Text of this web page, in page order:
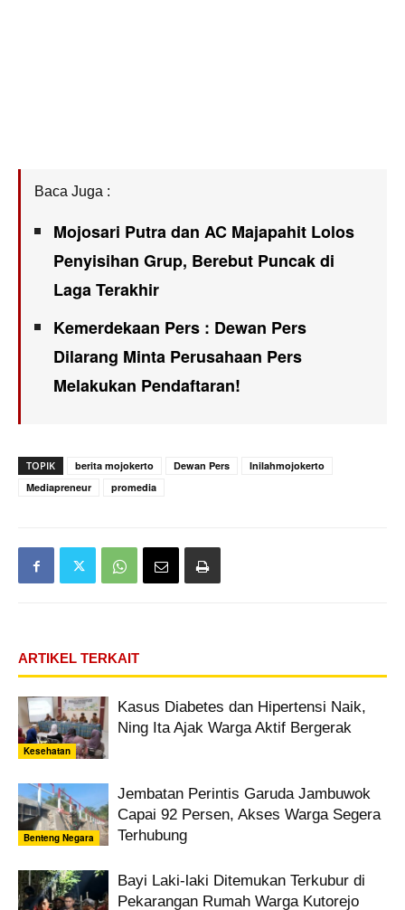
Baca Juga :
Mojosari Putra dan AC Majapahit Lolos
Penyisihan Grup, Berebut Puncak di
Laga Terakhir
Kemerdekaan Pers : Dewan Pers
Dilarang Minta Perusahaan Pers
Melakukan Pendaftaran!
TOPIK berita mojokerto Dewan Pers
Inilahmojokerto
Mediapreneur
promedia
ARTIKEL TERKAIT
Kesehatan
Kasus Diabetes dan Hipertensi Naik,
Ning Ita Ajak Warga Aktif Bergerak
Benteng Negara
Jembatan Perintis Garuda Jambuwok
Capai 92 Persen, Akses Warga Segera
Terhubung
Bayi Laki-laki Ditemukan Terkubur di
Pekarangan Rumah Warga Kutorejo